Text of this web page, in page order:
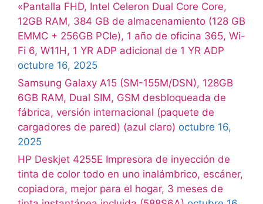
«Pantalla FHD, Intel Celeron Dual Core Core,
12GB RAM, 384 GB de almacenamiento (128 GB
EMMC + 256GB PCIe), 1 año de oficina 365, Wi-
Fi 6, W11H, 1 YR ADP adicional de 1 YR ADP
octubre 16, 2025
Samsung Galaxy A15 (SM-155M/DSN), 128GB
6GB RAM, Dual SIM, GSM desbloqueada de
fábrica, versión internacional (paquete de
cargadores de pared) (azul claro) octubre 16,
2025
HP Deskjet 4255E Impresora de inyección de
tinta de color todo en uno inalámbrico, escáner,
copiadora, mejor para el hogar, 3 meses de